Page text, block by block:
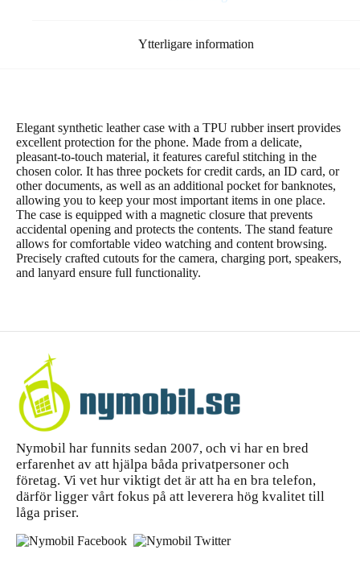
Ytterligare information
Elegant synthetic leather case with a TPU rubber insert provides
excellent protection for the phone. Made from a delicate,
pleasant-to-touch material, it features careful stitching in the
chosen color. It has three pockets for credit cards, an ID card, or
other documents, as well as an additional pocket for banknotes,
allowing you to keep your most important items in one place.
The case is equipped with a magnetic closure that prevents
accidental opening and protects the contents. The stand feature
allows for comfortable video watching and content browsing.
Precisely crafted cutouts for the camera, charging port, speakers,
and lanyard ensure full functionality.
Nymobil har funnits sedan 2007, och vi har en bred
erfarenhet av att hjälpa båda privatpersoner och
företag. Vi vet hur viktigt det är att ha en bra telefon,
därför ligger vårt fokus på att leverera hög kvalitet till
låga priser.